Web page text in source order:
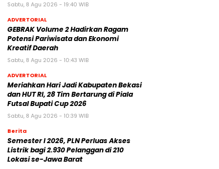
Sabtu, 8 Agu 2026 - 19:40 WIB
ADVERTORIAL
GEBRAK Volume 2 Hadirkan Ragam
Potensi Pariwisata dan Ekonomi
Kreatif Daerah
Sabtu, 8 Agu 2026 - 10:43 WIB
ADVERTORIAL
Meriahkan Hari Jadi Kabupaten Bekasi
dan HUT RI, 28 Tim Bertarung di Piala
Futsal Bupati Cup 2026
Sabtu, 8 Agu 2026 - 10:39 WIB
Berita
Semester I 2026, PLN Perluas Akses
Listrik bagi 2.930 Pelanggan di 210
Lokasi se-Jawa Barat